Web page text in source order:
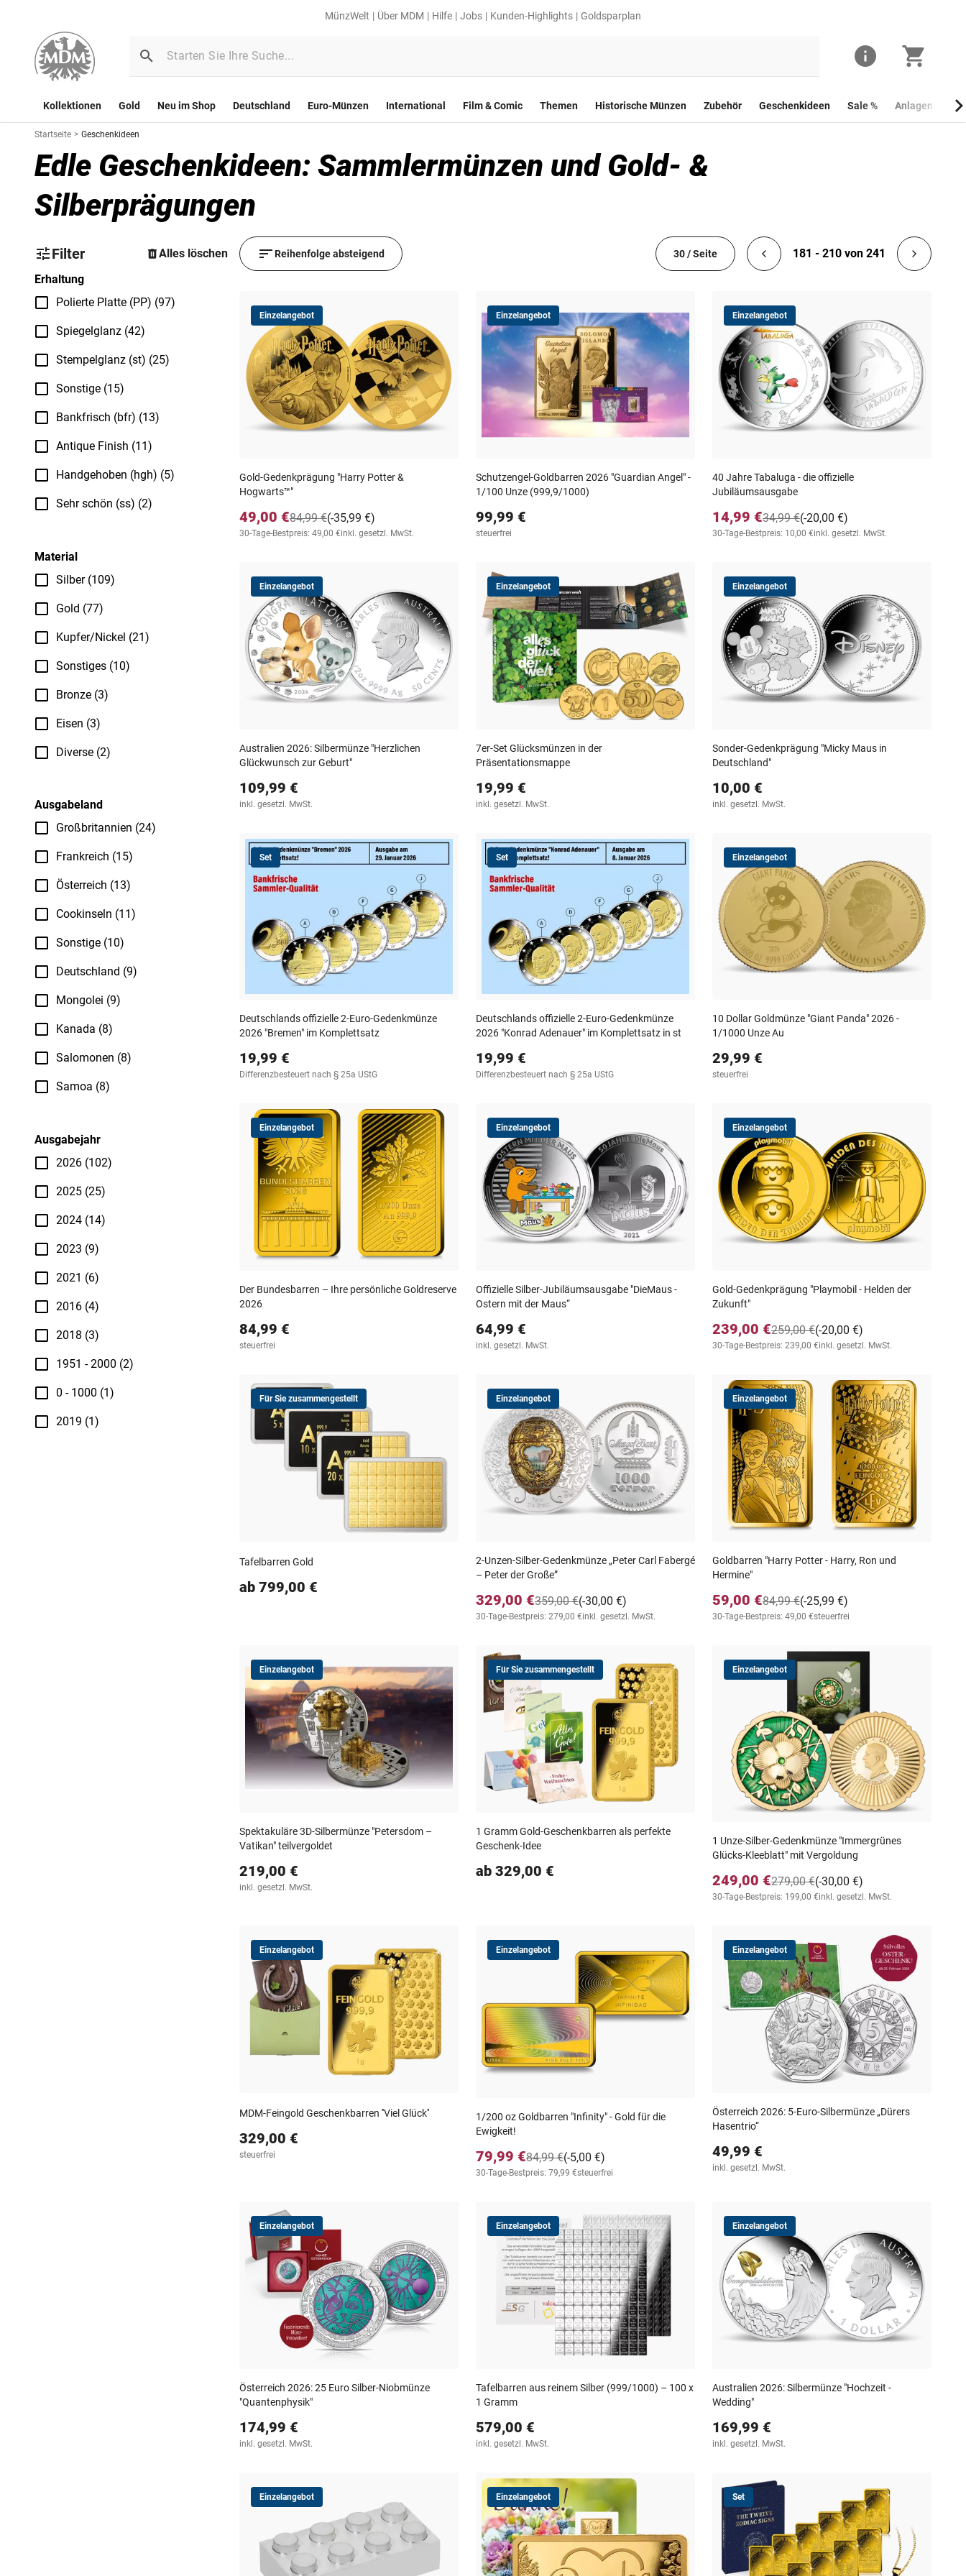
MünzWelt Über MDM Hilfe Jobs Kunden-Highlights Goldsparplan
Kollektionen Gold Neu im Shop Deutschland Euro-Münzen International Film & Comic Themen Historische Münzen Zubehör Geschenkideen Sale % Anlagemünzen
Startseite > Geschenkideen
Edle Geschenkideen: Sammlermünzen und Gold- &
Silberprägungen
Filter
Alles löschen
Erhaltung
Polierte Platte (PP) (97)
Spiegelglanz (42)
Stempelglanz (st) (25)
Sonstige (15)
Bankfrisch (bfr) (13)
Antique Finish (11)
Handgehoben (hgh) (5)
Sehr schön (ss) (2)
Material
Silber (109)
Gold (77)
Kupfer/Nickel (21)
Sonstiges (10)
Bronze (3)
Eisen (3)
Diverse (2)
Ausgabeland
Großbritannien (24)
Frankreich (15)
Österreich (13)
Cookinseln (11)
Sonstige (10)
Deutschland (9)
Mongolei (9)
Kanada (8)
Salomonen (8)
Samoa (8)
Ausgabejahr
2026 (102)
2025 (25)
2024 (14)
2023 (9)
2021 (6)
2016 (4)
2018 (3)
1951 - 2000 (2)
0 - 1000 (1)
2019 (1)
Reihenfolge absteigend 30 / Seite 181 - 210 von 241
Einzelangebot
Gold-Gedenkprägung "Harry Potter &
Hogwarts™"
49,00 € (-35,99 €)
84,99 €
30-Tage-Bestpreis: 49,00 €inkl. gesetzl. MwSt.
Einzelangebot
Schutzengel-Goldbarren 2026 "Guardian Angel" -
1/100 Unze (999,9/1000)
99,99 €
steuerfrei
Einzelangebot
40 Jahre Tabaluga - die offizielle
Jubiläumsausgabe
14,99 € (-20,00 €)
34,99 €
30-Tage-Bestpreis: 10,00 €inkl. gesetzl. MwSt.
Einzelangebot
Australien 2026: Silbermünze "Herzlichen
Glückwunsch zur Geburt"
109,99 €
inkl. gesetzl. MwSt.
Einzelangebot
7er-Set Glücksmünzen in der
Präsentationsmappe
19,99 €
inkl. gesetzl. MwSt.
Einzelangebot
Sonder-Gedenkprägung "Micky Maus in
Deutschland"
10,00 €
inkl. gesetzl. MwSt.
Set
Deutschlands offizielle 2-Euro-Gedenkmünze
2026 "Bremen" im Komplettsatz
19,99 €
Differenzbesteuert nach § 25a UStG
Set
Deutschlands offizielle 2-Euro-Gedenkmünze
2026 "Konrad Adenauer" im Komplettsatz in st
19,99 €
Differenzbesteuert nach § 25a UStG
Einzelangebot
10 Dollar Goldmünze "Giant Panda" 2026 -
1/1000 Unze Au
29,99 €
steuerfrei
Einzelangebot
Der Bundesbarren – Ihre persönliche Goldreserve
2026
84,99 €
steuerfrei
Einzelangebot
Offizielle Silber-Jubiläumsausgabe "DieMaus -
Ostern mit der Maus“
64,99 €
inkl. gesetzl. MwSt.
Einzelangebot
Gold-Gedenkprägung "Playmobil - Helden der
Zukunft"
239,00 € (-20,00 €)
259,00 €
30-Tage-Bestpreis: 239,00 €inkl. gesetzl. MwSt.
Für Sie zusammengestellt
Tafelbarren Gold
ab 799,00 €
Einzelangebot
2-Unzen-Silber-Gedenkmünze „Peter Carl Fabergé
– Peter der Große”
329,00 € (-30,00 €)
359,00 €
30-Tage-Bestpreis: 279,00 €inkl. gesetzl. MwSt.
Einzelangebot
Goldbarren "Harry Potter - Harry, Ron und
Hermine"
59,00 € (-25,99 €)
84,99 €
30-Tage-Bestpreis: 49,00 €steuerfrei
Einzelangebot
Spektakuläre 3D-Silbermünze "Petersdom –
Vatikan" teilvergoldet
219,00 €
inkl. gesetzl. MwSt.
Für Sie zusammengestellt
1 Gramm Gold-Geschenkbarren als perfekte
Geschenk-Idee
ab 329,00 €
Einzelangebot
1 Unze-Silber-Gedenkmünze "Immergrünes
Glücks-Kleeblatt" mit Vergoldung
249,00 € (-30,00 €)
279,00 €
30-Tage-Bestpreis: 199,00 €inkl. gesetzl. MwSt.
Einzelangebot
MDM-Feingold Geschenkbarren ''Viel Glück''
329,00 €
steuerfrei
Einzelangebot
1/200 oz Goldbarren "Infinity" - Gold für die
Ewigkeit!
79,99 € (-5,00 €)
84,99 €
30-Tage-Bestpreis: 79,99 €steuerfrei
Einzelangebot
Österreich 2026: 5-Euro-Silbermünze „Dürers
Hasentrio“
49,99 €
inkl. gesetzl. MwSt.
Einzelangebot
Österreich 2026: 25 Euro Silber-Niobmünze
"Quantenphysik"
174,99 €
inkl. gesetzl. MwSt.
Einzelangebot
Tafelbarren aus reinem Silber (999/1000) – 100 x
1 Gramm
579,00 €
inkl. gesetzl. MwSt.
Einzelangebot
Australien 2026: Silbermünze "Hochzeit -
Wedding"
169,99 €
inkl. gesetzl. MwSt.
Einzelangebot Einzelangebot Set